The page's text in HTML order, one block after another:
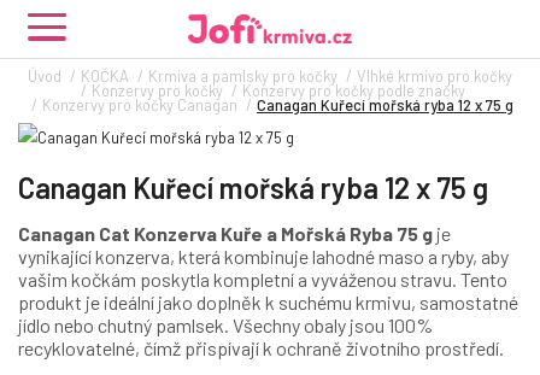
Úvod KOČKA Krmiva a pamlsky pro kočky Vlhké krmivo pro kočky
Konzervy pro kočky Konzervy pro kočky podle značky
Konzervy pro kočky Canagan Canagan Kuřecí mořská ryba 12 x 75 g
Canagan Kuřecí mořská ryba 12 x 75 g
Canagan Cat Konzerva Kuře a Mořská Ryba 75 g je
vynikající konzerva, která kombinuje lahodné maso a ryby, aby
vašim kočkám poskytla kompletní a vyváženou stravu. Tento
produkt je ideální jako doplněk k suchému krmivu, samostatné
jídlo nebo chutný pamlsek. Všechny obaly jsou 100%
recyklovatelné, čímž přispívají k ochraně životního prostředí.